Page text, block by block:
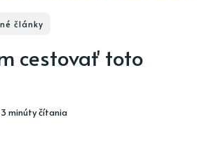
články
cestovať toto
3 minúty čítania